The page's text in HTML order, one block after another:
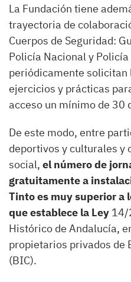
La Fundación tiene
trayectoria de
Cuerpos de Seguridad:
Policía Nacional y Policía
periódicamente solicitan
ejercicios y prácticas
acceso un mínimo de 30
De este modo, entre
deportivos y culturales y
social, el número de
gratuitamente a
Tinto es muy superior a
que establece la Ley 14/
Histórico de Andalucía,
propietarios privados de
(BIC).